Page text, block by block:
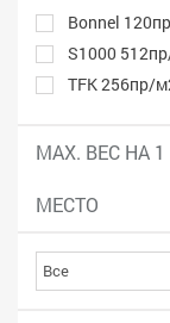
Bonnel
S1000
TFK 256пр/
MAX. ВЕС НА
МЕСТО